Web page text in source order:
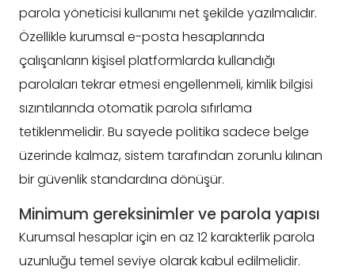
parola yöneticisi kullanımı net şekilde yazılmalıdır.
Özellikle kurumsal e-posta hesaplarında
çalışanların kişisel platformlarda kullandığı
parolaları tekrar etmesi engellenmeli, kimlik bilgisi
sızıntılarında otomatik parola sıfırlama
tetiklenmelidir. Bu sayede politika sadece belge
üzerinde kalmaz, sistem tarafından zorunlu kılınan
bir güvenlik standardına dönüşür.
Minimum gereksinimler ve parola yapısı
Kurumsal hesaplar için en az 12 karakterlik parola
uzunluğu temel seviye olarak kabul edilmelidir.